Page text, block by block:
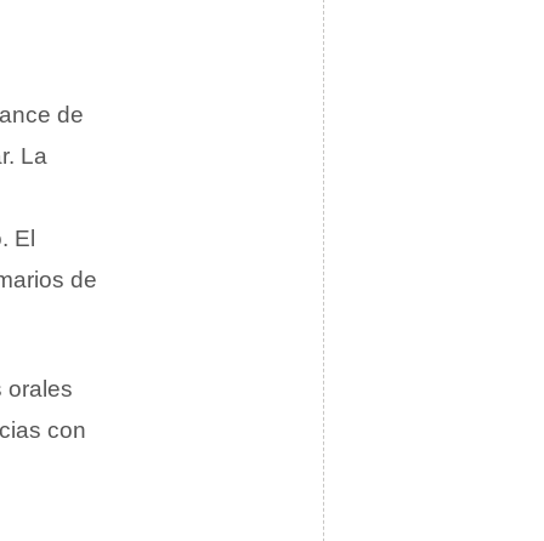
de
La
El
de
orales
con